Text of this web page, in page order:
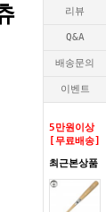
리뷰
Q&A
배송문의
이벤트
5만원이상
[무료배송]
최근본상품